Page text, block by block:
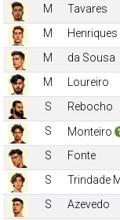
M
Tavares
M
Henriques
M
da Sousa
M
Loureiro
S
Rebocho
S
Monteiro
S
Fonte
S
Trindade
S
Azevedo